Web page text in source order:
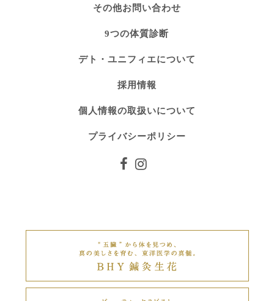
その他お問い合わせ
9つの体質診断
デト・ユニフィエについて
採用情報
個人情報の取扱いについて
プライバシーポリシー